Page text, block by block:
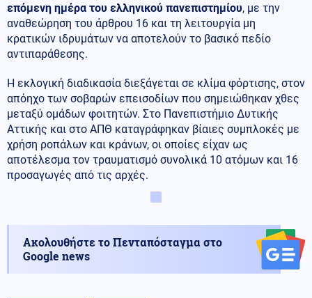
επόμενη ημέρα του ελληνικού πανεπιστημίου, με την
αναθεώρηση του άρθρου 16 και τη λειτουργία μη
κρατικών ιδρυμάτων να αποτελούν το βασικό πεδίο
αντιπαράθεσης.
Η εκλογική διαδικασία διεξάγεται σε κλίμα φόρτισης, στον
απόηχο των σοβαρών επεισοδίων που σημειώθηκαν χθες
μεταξύ ομάδων φοιτητών. Στο Πανεπιστήμιο Δυτικής
Αττικής και στο ΑΠΘ καταγράφηκαν βίαιες συμπλοκές με
χρήση ροπάλων και κράνων, οι οποίες είχαν ως
αποτέλεσμα τον τραυματισμό συνολικά 10 ατόμων και 16
προσαγωγές από τις αρχές.
Ακολουθήστε το Πενταπόσταγμα στο
Google news